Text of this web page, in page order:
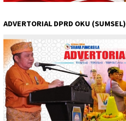
ADVERTORIAL DPRD OKU (SUMSEL)